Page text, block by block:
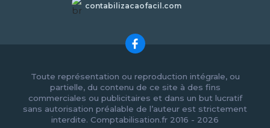
contabilizacaofacil.com
Toute représentation ou reproduction intégrale, ou
partielle, du contenu de ce site à des fins
commerciales ou publicitaires et dans un but lucratif
sans autorisation préalable de l’auteur est strictement
interdite. Comptabilisation.fr 2016 - 2026